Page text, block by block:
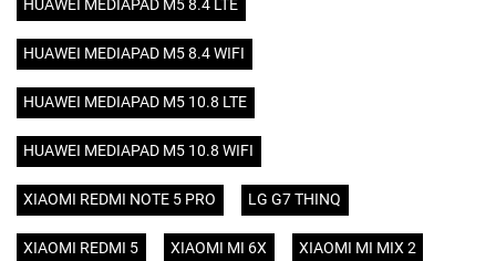
HUAWEI MEDIAPAD M5 8.4 LTE
HUAWEI MEDIAPAD M5 8.4 WIFI
HUAWEI MEDIAPAD M5 10.8 LTE
HUAWEI MEDIAPAD M5 10.8 WIFI
XIAOMI REDMI NOTE 5 PRO LG G7 THINQ
XIAOMI REDMI 5 XIAOMI MI 6X XIAOMI MI MIX 2